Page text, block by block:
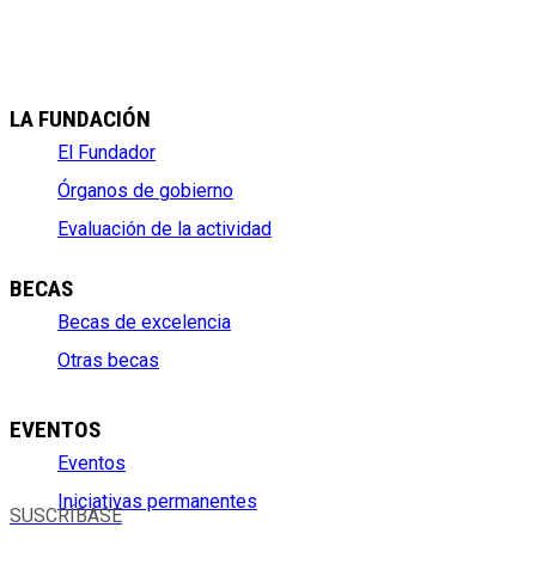
LA FUNDACIÓN
El Fundador
Órganos de gobierno
Evaluación de la actividad
BECAS
Becas de excelencia
Otras becas
EVENTOS
Eventos
Iniciativas permanentes
SUSCRÍBASE